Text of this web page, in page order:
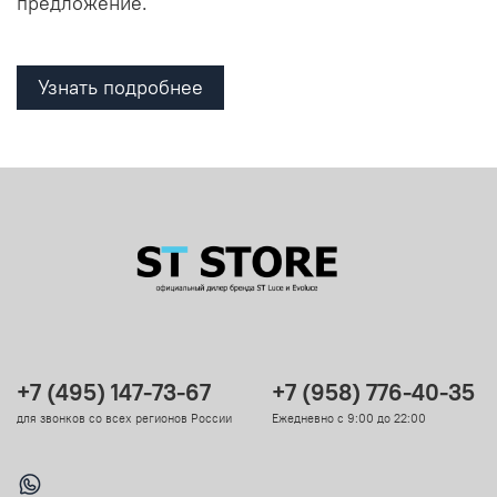
Узнать подробнее
+7 (495) 147-73-67
для звонков со всех регионов России
+7 (958) 776-40-35
Ежедневно с 9:00 до 22:00